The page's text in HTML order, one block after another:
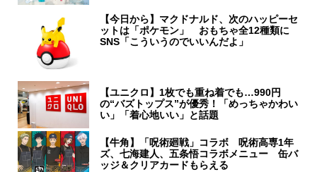
【今日から】マクドナルド、次のハッピーセ
ットは「ポケモン」 おもちゃ全12種類に
SNS「こういうのでいいんだよ」
【ユニクロ】1枚でも重ね着でも…990円
の“バズトップス”が優秀！「めっちゃかわい
い」「着心地いい」と話題
【牛角】「呪術廻戦」コラボ 呪術高専1年
ズ、七海建人、五条悟コラボメニュー 缶バ
ッジ＆クリアカードもらえる